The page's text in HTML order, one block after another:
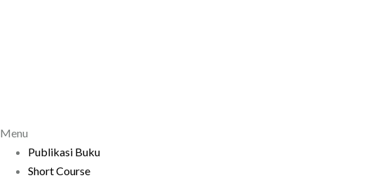
Menu
Publikasi Buku
Short Course